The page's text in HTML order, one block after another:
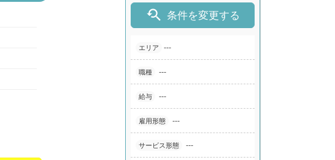
 条件を変更する
エリア ---
職種 ---
給与 ---
雇用形態 ---
サービス形態 ---